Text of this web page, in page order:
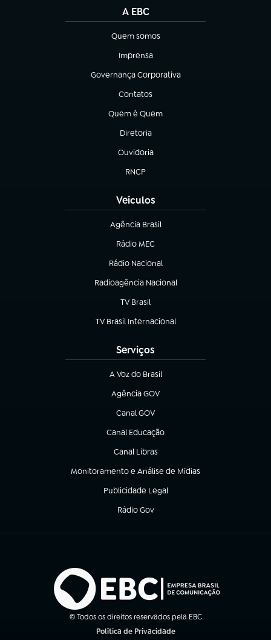
A EBC
Quem somos
(abre em nova aba)
Imprensa
(abre em nova aba)
Governança Corporativa
(abre em nova aba)
Contatos
(abre em nova aba)
Quem é Quem
(abre em nova aba)
Diretoria
(abre em nova aba)
Ouvidoria
(abre em nova aba)
RNCP
(abre em nova aba)
Veículos
Agência Brasil
(abre em nova aba)
Rádio MEC
(abre em nova aba)
Rádio Nacional
Radioagência Nacional
(abre em nova aba)
TV Brasil
(abre em nova aba)
TV Brasil Internacional
(abre em nova aba)
Serviços
A Voz do Brasil
(abre em nova aba)
Agência GOV
(abre em nova aba)
Canal GOV
(abre em nova aba)
Canal Educação
(abre em nova aba)
Canal Libras
(abre em nova aba)
Monitoramento e Análise de Mídias
(abre em nova aba)
Publicidade Legal
(abre em nova aba)
Rádio Gov
(abre em nova aba)
© Todos os direitos reservados pela EBC
Política de Privacidade